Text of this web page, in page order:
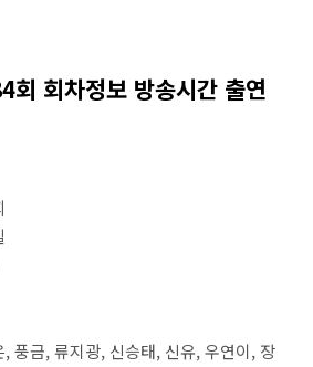
회 회차정보 방송시간 출연
풍금, 류지광, 신승태, 신유, 우연이, 장